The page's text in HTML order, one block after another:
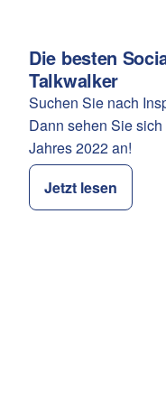
Kategorie:
Die besten
Talkwalker
Suchen Sie nach
Dann sehen Sie
Jahres 2022 an!
Jetzt lesen